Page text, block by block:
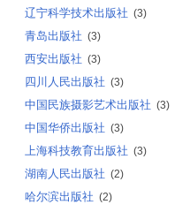
辽宁科学技术出版社 (3)
青岛出版社 (3)
西安出版社 (3)
四川人民出版社 (3)
中国民族摄影艺术出版社 (3)
中国华侨出版社 (3)
上海科技教育出版社 (3)
湖南人民出版社 (2)
哈尔滨出版社 (2)